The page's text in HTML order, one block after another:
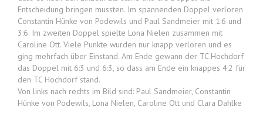
Entscheidung bringen mussten. Im spannenden Doppel verloren
Constantin Hünke von Podewils und Paul Sandmeier mit 1:6 und
3:6. Im zweiten Doppel spielte Lona Nielen zusammen mit
Caroline Ott. Viele Punkte wurden nur knapp verloren und es
ging mehrfach über Einstand. Am Ende gewann der TC Hochdorf
das Doppel mit 6:3 und 6:3, so dass am Ende ein knappes 4:2 für
den TC Hochdorf stand.
Von links nach rechts im Bild sind: Paul Sandmeier, Constantin
Hünke von Podewils, Lona Nielen, Caroline Ott und Clara Dahlke